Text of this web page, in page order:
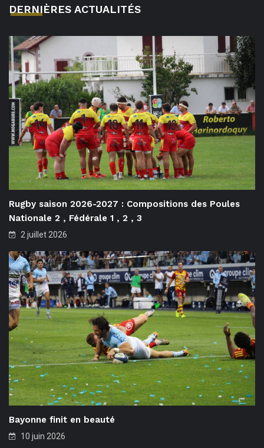
DERNIÈRES ACTUALITÉS
Rugby saison 2026-2027 : Compositions des Poules
Nationale 2 , Fédérale 1 , 2 , 3
2 juillet 2026
Bayonne finit en beauté
10 juin 2026